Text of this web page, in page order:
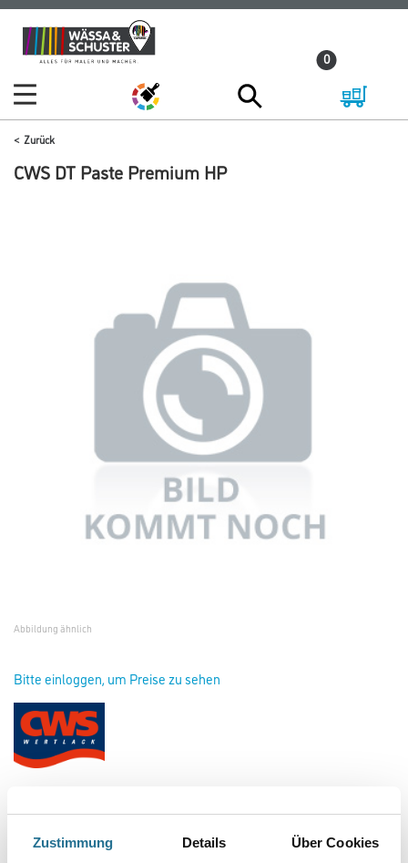
Zustimmung Details Über Cookies
Zum
Inhalt
Zum
Navigationsmenü
0
Zurück
CWS DT Paste Premium HP
Abbildung ähnlich
Bitte einloggen, um Preise zu sehen